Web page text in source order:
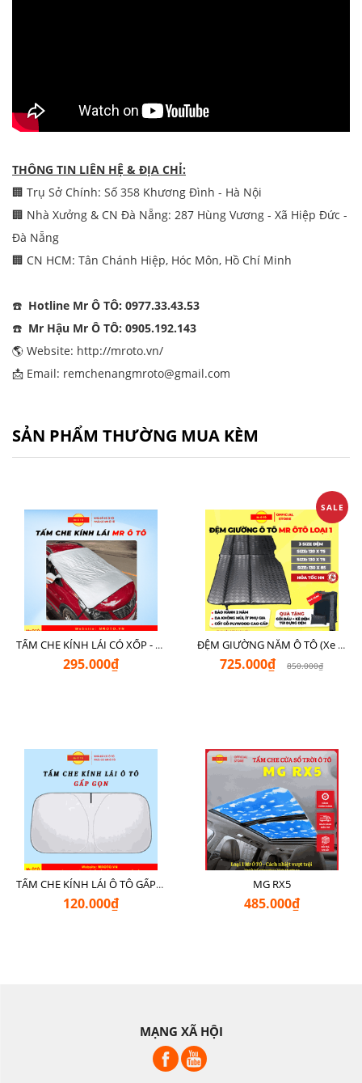
THÔNG TIN LIÊN HỆ & ĐỊA CHỈ:
🏢 Trụ Sở Chính: Số 358 Khương Đình - Hà Nội
🏢 Nhà Xưởng & CN Đà Nẵng: 287 Hùng Vương - Xã Hiệp Đức -
Đà Nẵng
🏢 CN HCM: Tân Chánh Hiệp, Hóc Môn, Hồ Chí Minh
☎️ Hotline Mr Ô TÔ: 0977.33.43.53
☎️ Mr Hậu Mr Ô TÔ: 0905.192.143
🌎 Website: http://mroto.vn/
📩 Email: remchenangmroto@gmail.com
SẢN PHẨM THƯỜNG MUA KÈM
TẤM CHE KÍNH LÁI CÓ XỐP - LOẠI XỊN CHE NGOÀI MR Ô TÔ
295.000₫
SALE
ĐỆM GIƯỜNG NẰM Ô TÔ (Xe 7 Chỗ SUV + Pickup + Sedan C - D)
725.000₫ 850.000₫
TẤM CHE KÍNH LÁI Ô TÔ GẤP GỌN
120.000₫
MG RX5
485.000₫
MẠNG XÃ HỘI